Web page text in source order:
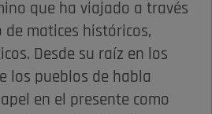
que ha viajado a través
matices históricos,
Desde su raíz en los
los pueblos de habla
en el presente como